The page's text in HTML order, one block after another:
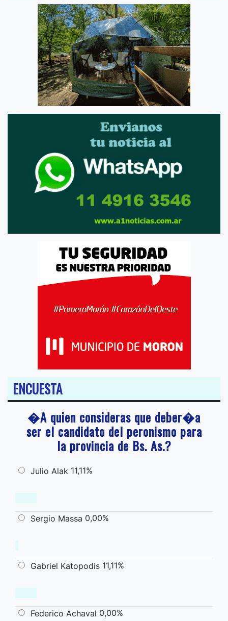
ENCUESTA
�A quien consideras que deber�a
ser el candidato del peronismo para
la provincia de Bs. As.?
Julio Alak 11,11%
Sergio Massa 0,00%
Gabriel Katopodis 11,11%
Federico Achaval 0,00%